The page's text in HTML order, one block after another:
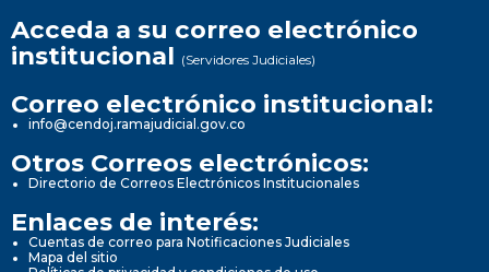
Acceda a su correo electrónico
institucional (Servidores Judiciales)
Correo electrónico institucional:
info@cendoj.ramajudicial.gov.co
Otros Correos electrónicos:
Directorio de Correos Electrónicos Institucionales
Enlaces de interés:
Cuentas de correo para Notificaciones Judiciales
Mapa del sitio